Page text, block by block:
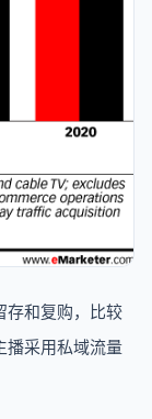
存和复购，比较
播采用私域流量